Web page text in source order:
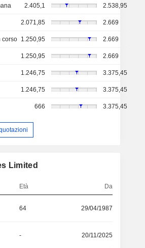
2.405,1 2.538,95
2.071,85 2.669
corso 1.250,95 2.669
1.250,95 2.669
1.246,75 3.375,45
1.246,75 3.375,45
666 3.375,45
Limited
Età Da
64 29/04/1987
- 20/11/2025